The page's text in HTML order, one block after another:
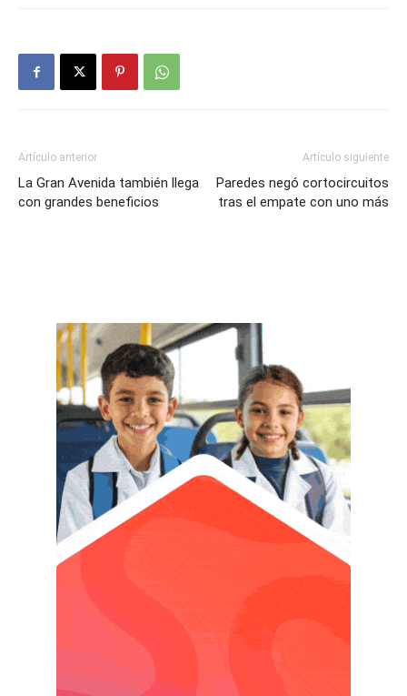
Artículo anterior
La Gran Avenida también llega
con grandes beneficios
Artículo siguiente
Paredes negó cortocircuitos
tras el empate con uno más